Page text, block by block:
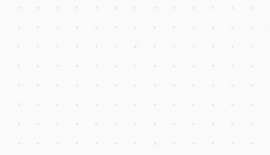
Pembelian pulsa listrik/GSM,
PDAM, Tiket Pesawat, Tiket
Top Up saldo dapat